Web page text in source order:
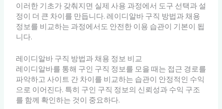
이러한 기초가 갖춰지면 실제 사용 과정에서 도구 선택과 설
정이 더 큰 차이를 만듭니다. 레이디알바 구직 방법과 채용
정보를 비교하는 과정에서도 안전한 이용 습관이 기본이 됩
니다.
레이디알바 구직 방법과 채용 정보 비교
레이디알바를 통해 구인 구직 정보를 모을 때는 접근 경로를
파악하고 사이트 간 차이를 비교하는 습관이 안정적인 수익
으로 이어진다. 특히 구인 구직 정보의 신뢰성과 수익 구조
를 함께 확인하는 것이 중요하다.